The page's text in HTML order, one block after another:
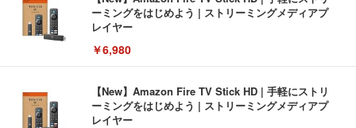
ーミングをはじめよう | ストリーミングメディアプ
レイヤー
￥6,980
【New】Amazon Fire TV Stick HD | 手軽にストリ
ーミングをはじめよう | ストリーミングメディアプ
レイヤー